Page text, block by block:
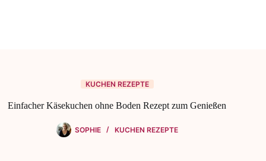
KUCHEN REZEPTE
Einfacher Käsekuchen ohne Boden Rezept zum Genießen
SOPHIE KUCHEN REZEPTE